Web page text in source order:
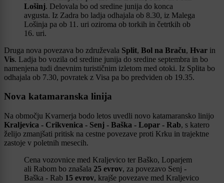
Lošinj. Delovala bo od sredine junija do konca
avgusta. Iz Zadra bo ladja odhajala ob 8.30, iz Malega
Lošinja pa ob 11. uri oziroma ob torkih in četrtkih ob
16. uri.
Druga nova povezava bo združevala Split, Bol na Braču, Hvar in
Vis. Ladja bo vozila od sredine junija do sredine septembra in bo
namenjena tudi dnevnim turističnim izletom med otoki. Iz Splita bo
odhajala ob 7.30, povratek z Visa pa bo predviden ob 19.35.
Nova katamaranska linija
Na območju Kvarnerja bodo letos uvedli novo katamaransko linijo
Kraljevica - Crikvenica - Senj - Baška - Lopar - Rab, s katero
želijo zmanjšati pritisk na cestne povezave proti Krku in trajektne
zastoje v poletnih mesecih.
Cena vozovnice med Kraljevico ter Baško, Loparjem
ali Rabom bo znašala 25 evrov, za povezavo Senj -
Baška - Rab 15 evrov, krajše povezave med Kraljevico